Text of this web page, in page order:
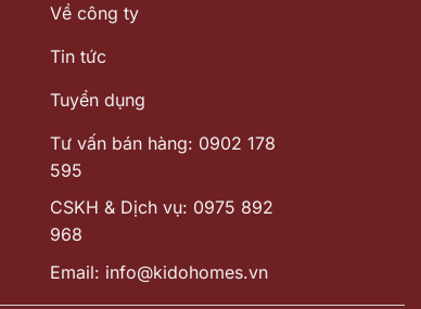
Về công ty
Tin tức
Tuyển dụng
Tư vấn bán hàng: 0902 178
595
CSKH & Dịch vụ: 0975 892
968
Email: info@kidohomes.vn